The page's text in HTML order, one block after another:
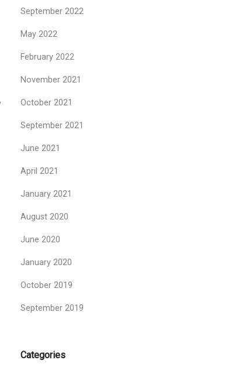
September 2022
May 2022
February 2022
November 2021
October 2021
September 2021
June 2021
April 2021
January 2021
August 2020
June 2020
January 2020
October 2019
September 2019
Categories